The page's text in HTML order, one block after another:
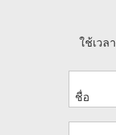
ใช้เวล